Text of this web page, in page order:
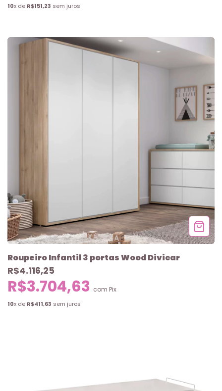
10x de R$151,23 sem juros
Roupeiro Infantil 3 portas Wood Divicar
R$4.116,25
R$3.704,63 com Pix
10x de R$411,63 sem juros